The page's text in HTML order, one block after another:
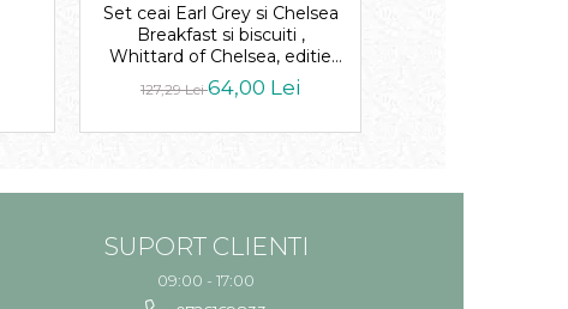
Set ceai Earl Grey si Chelsea
Breakfast si biscuiti ,
Whittard of Chelsea, editie
limitata
127,29 Lei64,00 Lei
SUPORT CLIENTI
09:00 - 17:00